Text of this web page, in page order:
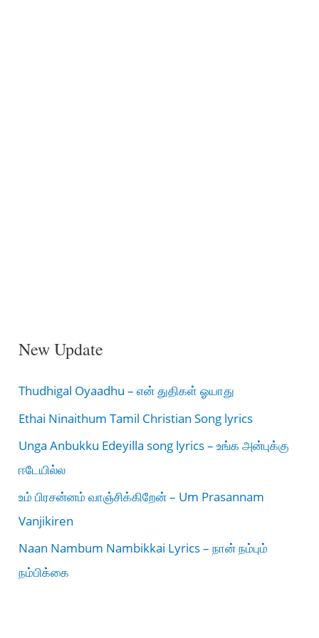
New Update
Thudhigal Oyaadhu – என் துதிகள் ஓயாது
Ethai Ninaithum Tamil Christian Song lyrics
Unga Anbukku Edeyilla song lyrics – உங்க அன்புக்கு
ஈடேயில்ல
உம் பிரசன்னம் வாஞ்சிக்கிறேன் – Um Prasannam
Vanjikiren
Naan Nambum Nambikkai Lyrics – நான் நம்பும்
நம்பிக்கை